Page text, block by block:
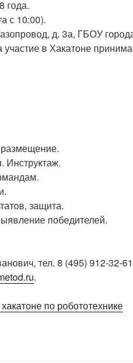
года.
с 10:00).
д. 3а, ГБОУ
в Хакатоне
Инструктаж.
защита.
победителей.
тел. 8 (495) 912-32-
.
по робототехнике